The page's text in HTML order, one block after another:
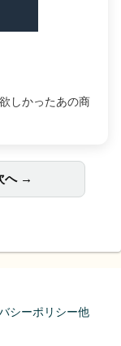
しかったあの商
へ →
シーポリシー他